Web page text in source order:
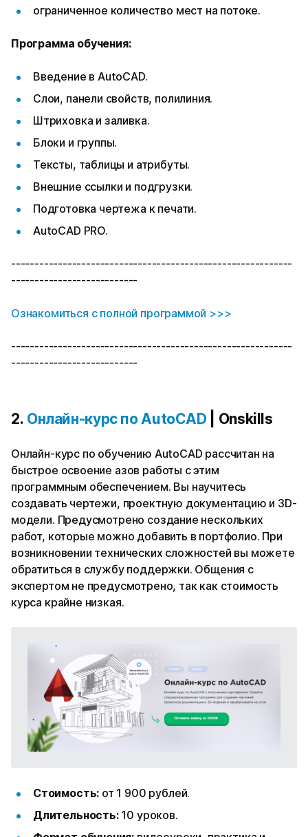
ограниченное количество мест на потоке.
Программа обучения:
Введение в AutoCAD.
Слои, панели свойств, полилиния.
Штриховка и заливка.
Блоки и группы.
Тексты, таблицы и атрибуты.
Внешние ссылки и подгрузки.
Подготовка чертежа к печати.
AutoCAD PRO.
------------------------------------------------------------
---------------------------
Ознакомиться с полной программой >>>
------------------------------------------------------------
---------------------------
2. Онлайн-курс по AutoCAD | Onskills
Онлайн-курс по обучению AutoCAD рассчитан на
быстрое освоение азов работы с этим
программным обеспечением. Вы научитесь
создавать чертежи, проектную документацию и 3D-
модели. Предусмотрено создание нескольких
работ, которые можно добавить в портфолио. При
возникновении технических сложностей вы можете
обратиться в службу поддержки. Общения с
экспертом не предусмотрено, так как стоимость
курса крайне низкая.
Стоимость: от 1 900 рублей.
Длительность: 10 уроков.